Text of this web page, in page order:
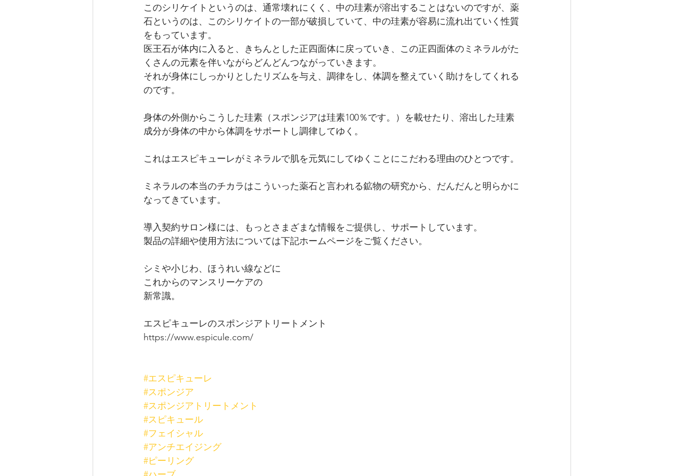
このシリケイトというのは、通常壊れにくく、中の珪素が溶出することはないのですが、薬
石というのは、このシリケイトの一部が破損していて、中の珪素が容易に流れ出ていく性質
をもっています。
医王石が体内に入ると、きちんとした正四面体に戻っていき、この正四面体のミネラルがた
くさんの元素を伴いながらどんどんつながっていきます。
それが身体にしっかりとしたリズムを与え、調律をし、体調を整えていく助けをしてくれる
のです。
身体の外側からこうした珪素（スポンジアは珪素100％です。）を載せたり、溶出した珪素
成分が身体の中から体調をサポートし調律してゆく。
これはエスピキューレがミネラルで肌を元気にしてゆくことにこだわる理由のひとつです。
ミネラルの本当のチカラはこういった薬石と言われる鉱物の研究から、だんだんと明らかに
なってきています。
導入契約サロン様には、もっとさまざまな情報をご提供し、サポートしています。
製品の詳細や使用方法については下記ホームページをご覧ください。
シミや小じわ、ほうれい線などに
これからのマンスリーケアの
新常識。
エスピキューレのスポンジアトリートメント
https://www.espicule.com/
#エスピキューレ
#スポンジア
#スポンジアトリートメント
#スピキュール
#フェイシャル
#アンチエイジング
#ピーリング